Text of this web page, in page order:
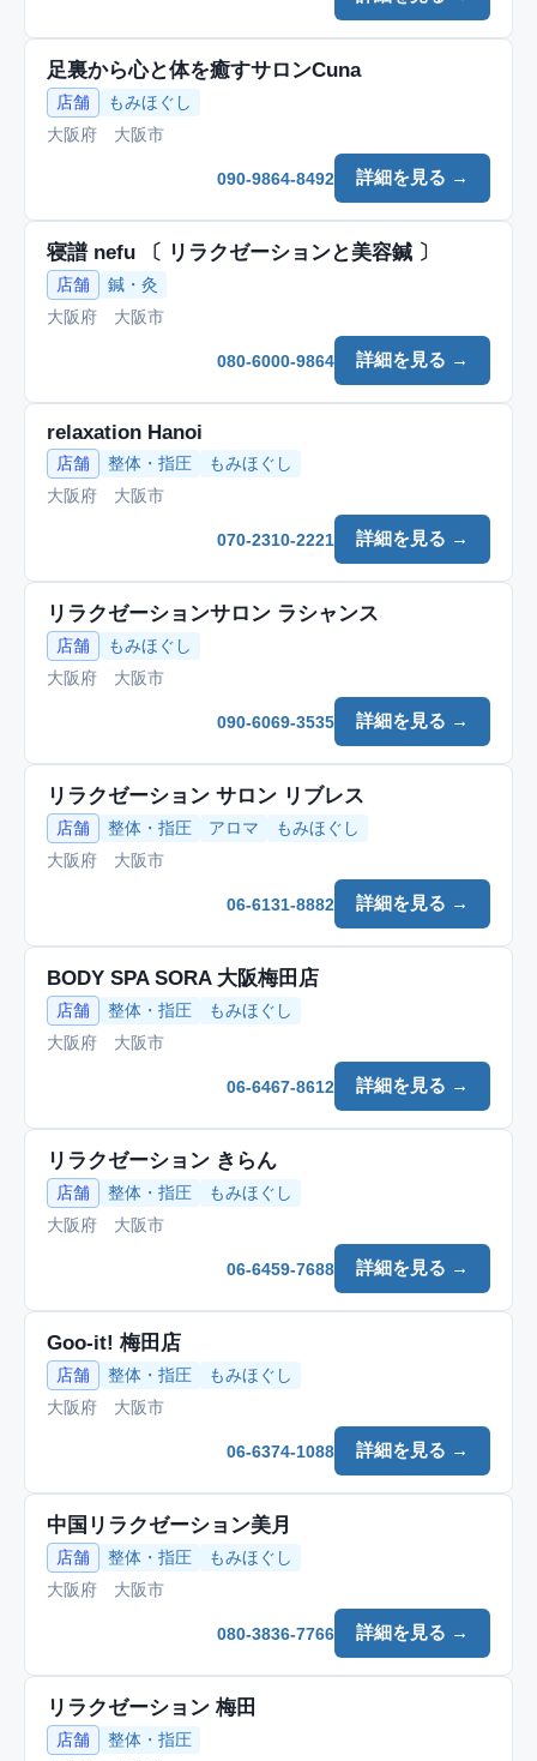
足裏から心と体を癒すサロンCuna
店舗
もみほぐし
大阪府 大阪市
詳細を見る →
090-9864-8492
寝譜 nefu 〔 リラクゼーションと美容鍼 〕
店舗
鍼・灸
大阪府 大阪市
詳細を見る →
080-6000-9864
relaxation Hanoi
店舗 整体・指圧
もみほぐし
大阪府 大阪市
詳細を見る →
070-2310-2221
リラクゼーションサロン ラシャンス
店舗
もみほぐし
大阪府 大阪市
詳細を見る →
090-6069-3535
リラクゼーション サロン リブレス
店舗 整体・指圧 アロマ
もみほぐし
大阪府 大阪市
詳細を見る →
06-6131-8882
BODY SPA SORA 大阪梅田店
店舗 整体・指圧
もみほぐし
大阪府 大阪市
詳細を見る →
06-6467-8612
リラクゼーション きらん
店舗 整体・指圧
もみほぐし
大阪府 大阪市
詳細を見る →
06-6459-7688
Goo-it! 梅田店
店舗 整体・指圧
もみほぐし
大阪府 大阪市
詳細を見る →
06-6374-1088
中国リラクゼーション美月
店舗 整体・指圧
もみほぐし
大阪府 大阪市
詳細を見る →
080-3836-7766
リラクゼーション 梅田
店舗
整体・指圧